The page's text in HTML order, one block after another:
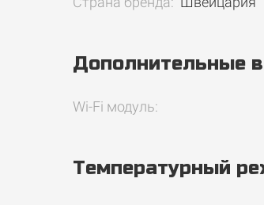
Дополнительные
Wi-Fi модуль:
Температурный